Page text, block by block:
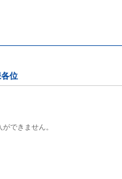
位
できません。